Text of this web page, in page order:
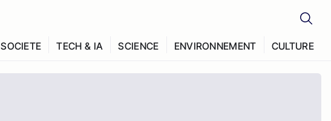
SOCIETE TECH & IA SCIENCE ENVIRONNEMENT CULTURE